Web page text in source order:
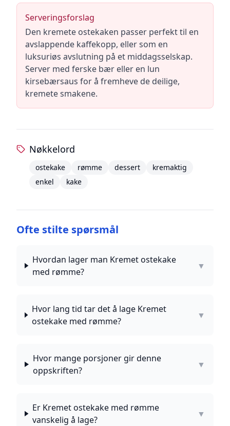
Serveringsforslag
Den kremete ostekaken passer perfekt til en
avslappende kaffekopp, eller som en
luksuriøs avslutning på et middagsselskap.
Server med ferske bær eller en lun
kirsebærsaus for å fremheve de deilige,
kremete smakene.
Nøkkelord
ostekake rømme dessert
kremaktig
enkel
kake
Ofte stilte spørsmål
Hvordan lager man Kremet ostekake
med rømme?
▼
Hvor lang tid tar det å lage Kremet
ostekake med rømme?
▼
Hvor mange porsjoner gir denne
oppskriften?
▼
Er Kremet ostekake med rømme
vanskelig å lage?
▼